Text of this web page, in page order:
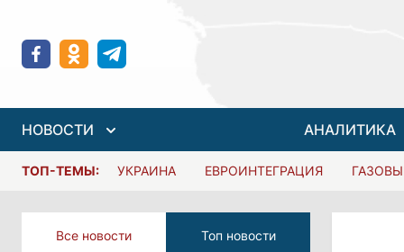
НОВОСТИ АНАЛИТИКА
ТОП-ТЕМЫ: УКРАИНА ЕВРОИНТЕГРАЦИЯ
Все новости Топ новости